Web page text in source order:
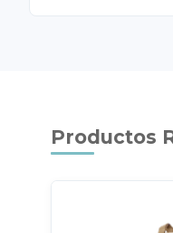
Productos